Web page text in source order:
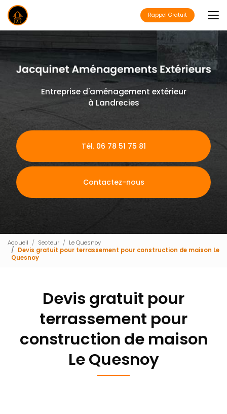
Aller
au
contenu
principal
Rappel Gratuit
Entreprise d'aménagement extérieur
à Landrecies
Tél. 06 78 51 75 81
Contactez-nous
Accueil Secteur
Le Quesnoy
Devis gratuit pour terrassement pour construction de maison Le
Quesnoy
Devis gratuit pour
terrassement pour
construction de maison
Le Quesnoy